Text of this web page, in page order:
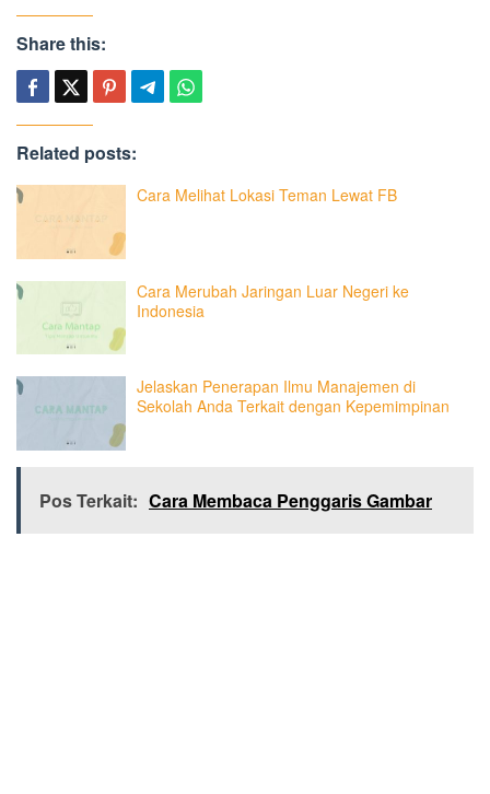
Share this:
Related posts:
Cara Melihat Lokasi Teman Lewat FB
Cara Merubah Jaringan Luar Negeri ke
Indonesia
Jelaskan Penerapan Ilmu Manajemen di
Sekolah Anda Terkait dengan Kepemimpinan
Pos Terkait: Cara Membaca Penggaris Gambar